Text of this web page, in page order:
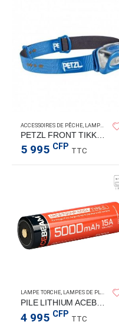
ACCESSOIRES DE PÊCHE LAMPE FRONTALE
PETZL FRONT TIKKINA BLEU 250L
5 995 CFP TTC
LAMPE TORCHE LAMPES DE PLONGÉE
PILE LITHIUM ACEBEAM 21700 5100mAh USB
4 995 CFP TTC